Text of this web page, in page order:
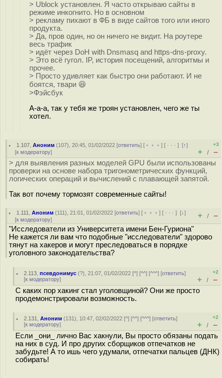
> Ublock установлен. Я часто открываю сайты в
режиме инкогнито. Но в основном
> рекламу пихают в ФБ в виде сайтов того или иного
продукта.
> Да, пров один, но он ничего не видит. На роутере
весь трафик
> идёт через DoH with Dnsmasq and https-dns-proxy.
> Это всё гугол. IP, история посещений, алгоритмы и
прочее.
> Просто удивляет как быстро они работают. И не
боятся, твapи 😆
>Фэйсбук
А-а-а, так у тебя же троян установлен, чего же ты
хотел.
1.107 ,Аноним (107), 20:45, 01/02/2022 [ответить] [ ﹢﹢﹢] [ · · ·][↑]
[к модератору]
+3
+ / –
> для выявления разных моделей GPU были использованы
проверки на основе набора тригонометрических функций,
логических операций и вычислений с плавающей запятой.
Так вот почему тормозят современные сайты!
1.111 ,Аноним (111), 21:01, 01/02/2022 [ответить] [ ﹢﹢﹢] [ · · ·][↓]
[к модератору] + / –
"Исследователи из Университета имени Бен-Гуриона"
Не кажется ли вам что подобные "исследователи" здорово
тянут на хакеров и могут преследоваться в порядке
уголовного законодательства?
2.113 ,псевдонимус (?), 21:07, 01/02/2022 [^] [^^] [^^^] [ответить]
[к модератору]
+2
+ / –
С каких пор хакинг стал уголовщиной? Они же просто
продемонстрировали возможность.
2.131 ,Аноним (131), 10:47, 02/02/2022 [^] [^^] [^^^] [ответить]
[к модератору]
+2
+ / –
Если _они_ лично Вас хакнули, Вы просто обязаны подать
на них в суд. И про других сборщиков отпечатков не
забудьте! А то ишь чего удумали, отпечатки пальцев (ДНК)
собирать!